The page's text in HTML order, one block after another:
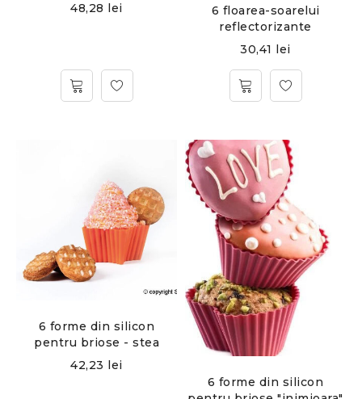
48,28 lei
6 floarea-soarelui
reflectorizante
30,41 lei
6 forme din silicon
pentru briose - stea
42,23 lei
6 forme din silicon